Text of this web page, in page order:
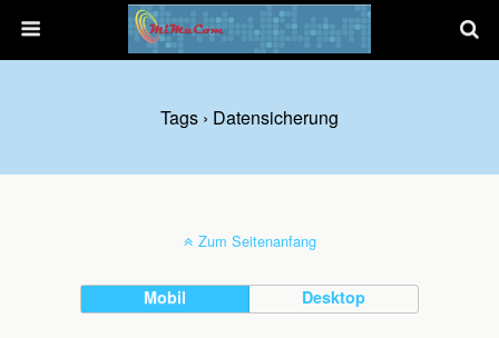
Tags › Datensicherung
Zum Seitenanfang
Mobil Desktop